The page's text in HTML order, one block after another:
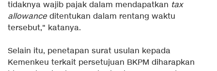
tidaknya wajib pajak dalam mendapatkan tax
allowance ditentukan dalam rentang waktu
tersebut," katanya.
Selain itu, penetapan surat usulan kepada
Kemenkeu terkait persetujuan BKPM diharapkan